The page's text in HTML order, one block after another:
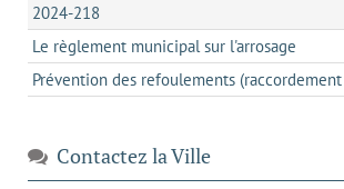
2024-218
Le règlement municipal sur l'arrosage
Prévention des refoulements
Contactez la Ville